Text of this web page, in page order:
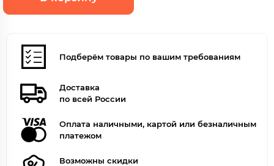
Подберём товары по вашим требованиям
Доставка
по всей России
Оплата наличными, картой или безналичным
платежом
Возможны скидки